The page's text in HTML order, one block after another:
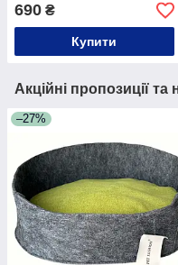
690 ₴
Купити
Акційні пропозиції та
–27%